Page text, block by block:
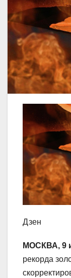
Дзен
МОСКВА, 9
рекорда